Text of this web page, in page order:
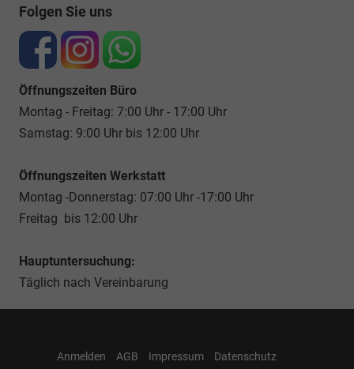
Folgen Sie uns
Öffnungszeiten Büro
Montag - Freitag: 7:00 Uhr - 17:00 Uhr
Samstag: 9:00 Uhr bis 12:00 Uhr
Öffnungszeiten Werkstatt
Montag -Donnerstag: 07:00 Uhr -17:00 Uhr
Freitag bis 12:00 Uhr
Hauptuntersuchung:
Täglich nach Vereinbarung
Anmelden AGB Impressum
Datenschutz